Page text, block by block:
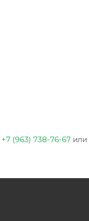
+7 (963) 738-76-67 или